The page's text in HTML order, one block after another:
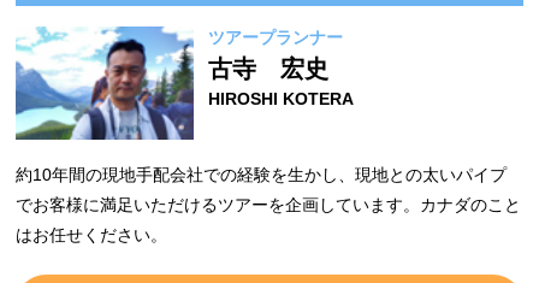
ツアープランナー
古寺 宏史
HIROSHI KOTERA
約10年間の現地手配会社での経験を生かし、現地との太いパイプ
でお客様に満足いただけるツアーを企画しています。カナダのこと
はお任せください。